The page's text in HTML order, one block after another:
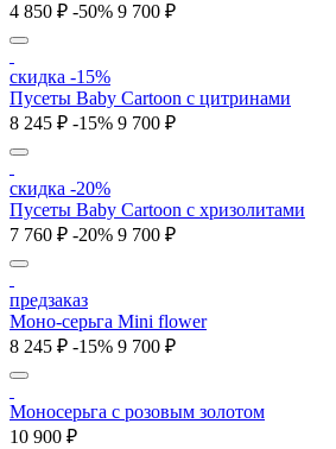
4 850 ₽ -50% 9 700 ₽
скидка -15%
Пусеты Baby Cartoon с цитринами
8 245 ₽ -15% 9 700 ₽
скидка -20%
Пусеты Baby Cartoon с хризолитами
7 760 ₽ -20% 9 700 ₽
предзаказ
Моно-серьга Mini flower
8 245 ₽ -15% 9 700 ₽
Моносерьга с розовым золотом
10 900 ₽